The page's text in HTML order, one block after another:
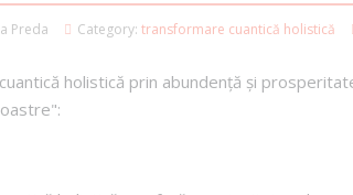
Preda Category: transformare cuantică holistică
holistică prin abundență și